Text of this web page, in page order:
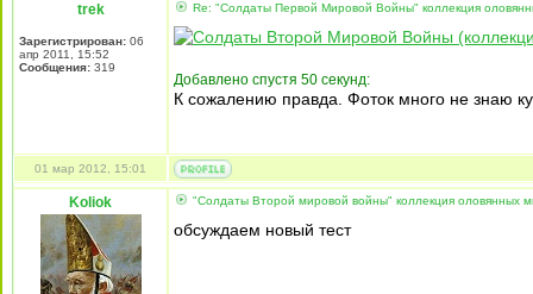
trek
Зарегистрирован: 06
апр 2011, 15:52
Сообщения: 319
Re: "Солдаты Первой Мировой Войны" коллекция
Добавлено спустя 50 секунд:
К сожалению правда. Фоток много не знаю
01 мар 2012, 15:01
Koliok "Солдаты Второй мировой войны" коллекция оловянных
обсуждаем новый тест